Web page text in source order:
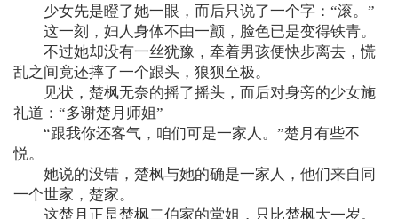
少女先是瞪了她一眼，而后只说了一个字：“滚。”
这一刻，妇人身体不由一颤，脸色已是变得铁青。
不过她却没有一丝犹豫，牵着男孩便快步离去，慌
乱之间竟还摔了一个跟头，狼狈至极。
见状，楚枫无奈的摇了摇头，而后对身旁的少女施
礼道：“多谢楚月师姐”
“跟我你还客气，咱们可是一家人。”楚月有些不
悦。
她说的没错，楚枫与她的确是一家人，他们来自同
一个世家，楚家。
这楚月正是楚枫二伯家的堂姐，只比楚枫大一岁。